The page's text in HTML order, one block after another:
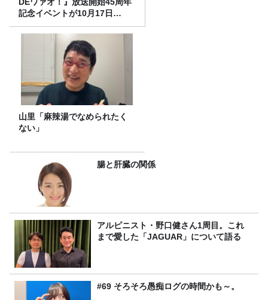
記念イベントが10月17日
（土）に開催決定！本日より
FC先行受付スタート！
山里「麻辣湯でなめられたく
ない」
腸と肝臓の関係
アルピニスト・野口健さん1周目。これ
まで愛した「JAGUAR」について語る
#69 そろそろ愚痴ログの時間かも～。